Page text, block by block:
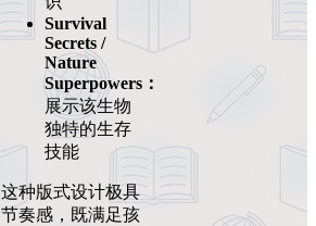
Survival
Secrets /
Nature
Superpowers：
展示该生物
独特的生存
技能
这种版式设计极具
节奏感，既满足孩